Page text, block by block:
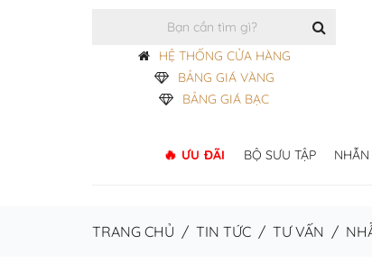
HỆ THỐNG CỬA HÀNG
BẢNG GIÁ VÀNG
BẢNG GIÁ BẠC
ƯU ĐÃI BỘ SƯU TẬP
TRANG CHỦ / TIN TỨC / TƯ VẤN /